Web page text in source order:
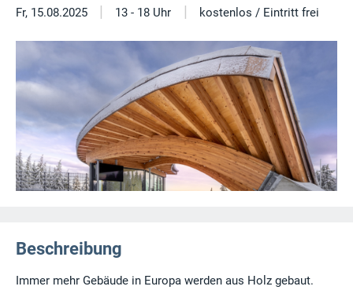
Fr, 15.08.2025 | 13 - 18 Uhr | kostenlos / Eintritt frei
Beschreibung
Immer mehr Gebäude in Europa werden aus Holz gebaut.